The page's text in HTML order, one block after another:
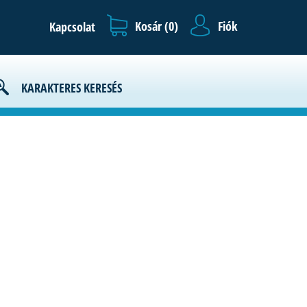
Kapcsolat Kosár (0) Fiók
KARAKTERES KERESÉS